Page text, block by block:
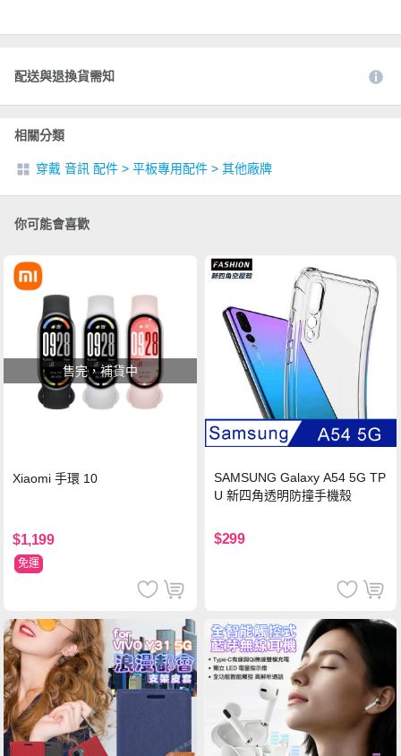
配送與退換貨需知
相關分類
穿戴 音訊 配件 > 平板專用配件 > 其他廠牌
你可能會喜歡
售完，補貨中
Xiaomi 手環 10
$1,199
免運
SAMSUNG Galaxy A54 5G TP
U 新四角透明防撞手機殼
$299